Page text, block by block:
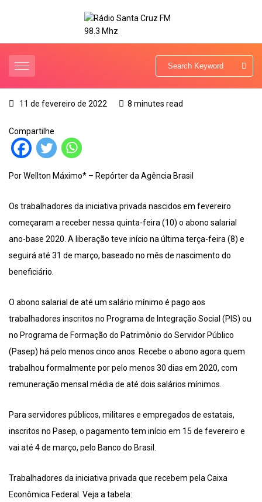
11 de fevereiro de 2022 8 minutes read
Compartilhe
Por Wellton Máximo* – Repórter da Agência Brasil
Os trabalhadores da iniciativa privada nascidos em fevereiro
começaram a receber nessa quinta-feira (10) o abono salarial
ano-base 2020. A liberação teve início na última terça-feira (8) e
seguirá até 31 de março, baseado no mês de nascimento do
beneficiário.
O abono salarial de até um salário mínimo é pago aos
trabalhadores inscritos no Programa de Integração Social (PIS) ou
no Programa de Formação do Patrimônio do Servidor Público
(Pasep) há pelo menos cinco anos. Recebe o abono agora quem
trabalhou formalmente por pelo menos 30 dias em 2020, com
remuneração mensal média de até dois salários mínimos.
Para servidores públicos, militares e empregados de estatais,
inscritos no Pasep, o pagamento tem início em 15 de fevereiro e
vai até 4 de março, pelo Banco do Brasil.
Trabalhadores da iniciativa privada que recebem pela Caixa
Econômica Federal. Veja a tabela: